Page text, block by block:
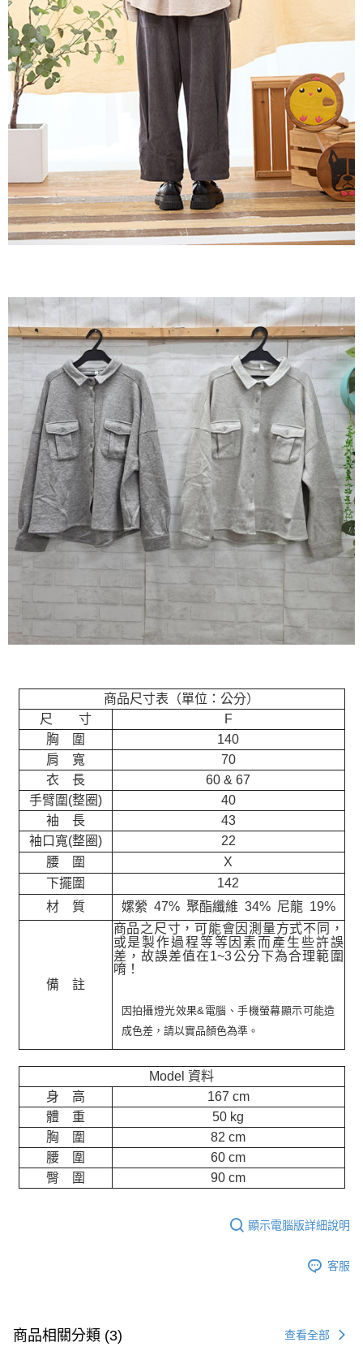
商品尺寸表（單位：公分）
尺 寸
F
胸 圍
140
肩 寬
70
衣 長
60 & 67
手臂圍(整圈)
40
袖 長
43
袖口寬(整圈)
22
腰 圍
X
下擺圍
142
材 質
嫘縈 47% 聚酯纖維 34% 尼龍 19%
備 註
商品之尺寸，可能會因測量方式不同，
或是製作過程等等因素而產生些許誤
差，故誤差值在1~3公分下為合理範圍
唷！
因拍攝燈光效果&電腦、手機螢幕顯示可能造
成色差，請以實品顏色為準。
Model 資料
身 高
167 cm
體 重
50 kg
胸 圍
82 cm
腰 圍
60 cm
臀 圍
90 cm
顯示電腦版詳細說明
客服
商品相關分類 (3) 查看全部